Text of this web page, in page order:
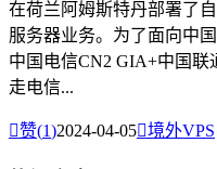
在荷兰阿姆斯特丹部署了
服务器业务。为了面向中
中国电信CN2 GIA+中国
走电信...
赞(1)2024-04-05境外VPS